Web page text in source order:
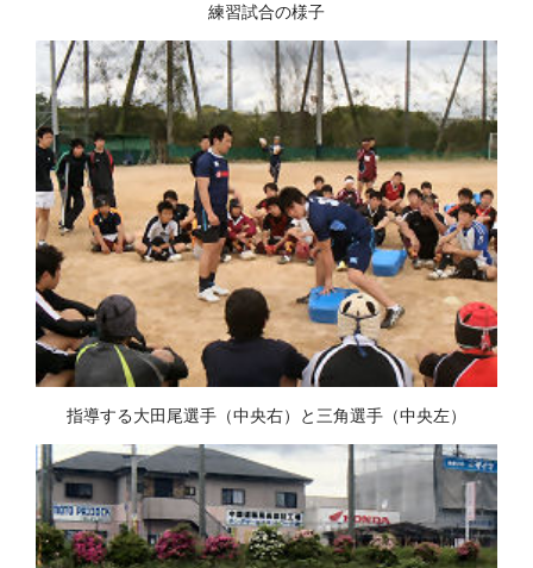
練習試合の様子
指導する大田尾選手（中央右）と三角選手（中央左）